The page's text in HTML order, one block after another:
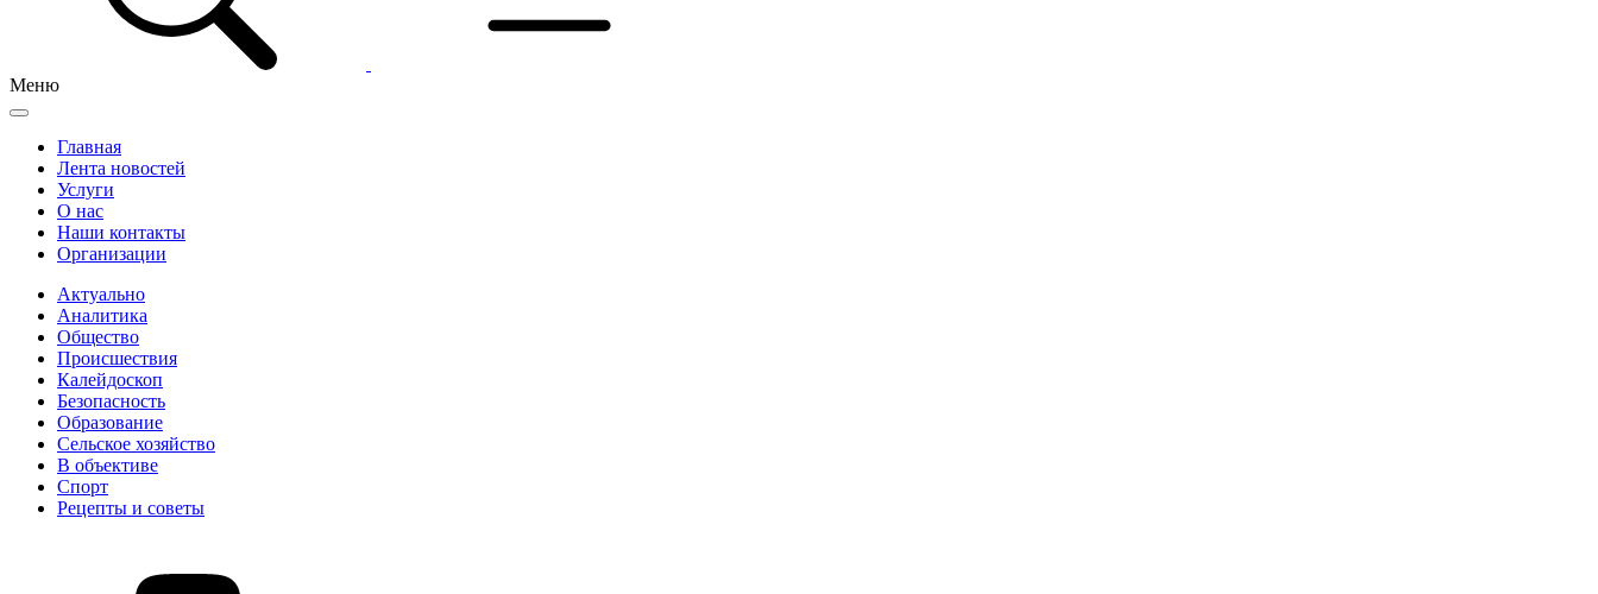
Меню
Главная
Лента новостей
Услуги
О нас
Наши контакты
Организации
Актуально
Аналитика
Общество
Происшествия
Калейдоскоп
Безопасность
Образование
Сельское хозяйство
В объективе
Спорт
Рецепты и советы